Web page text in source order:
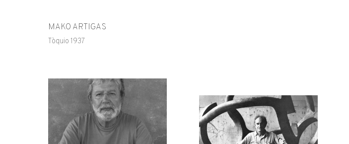
MAKO ARTIGAS
Tòquio 1937